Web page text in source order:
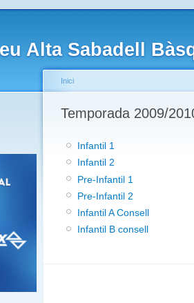
Alta Sabadell
Inici
Temporada 2009/
Infantil 1
Infantil 2
Pre-Infantil 1
Pre-Infantil 2
Infantil A Consell
Infantil B consell